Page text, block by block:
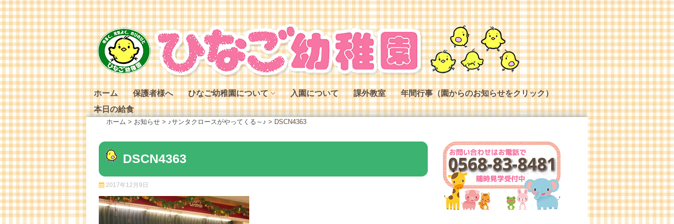
Skip
to
content
ホーム 保護者様へ
ひなご幼稚園について
ひなご幼稚園の特色
ひなご幼稚園の役割
ひなご幼稚園の一日
入園について 課外教室
年間行事（園からのお知らせをクリック）
本日の給食
ホーム > お知らせ > ♪サンタクロースがやってくる～♪ > DSCN4363
DSCN4363
2017年12月9日